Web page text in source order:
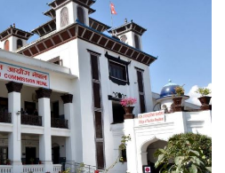
कम’ले बुधबारदेखि आफ्नो
सेवा सञ्चालनमा